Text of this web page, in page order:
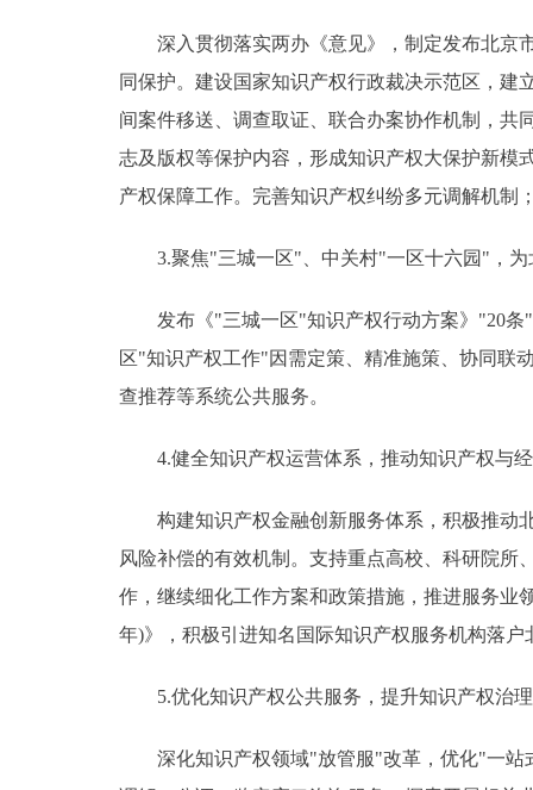
深入贯彻落实两办《意见》，制定发布北京市
同保护。建设国家知识产权行政裁决示范区，
间案件移送、调查取证、联合办案协作机制，共
志及版权等保护内容，形成知识产权大保护新模
产权保障工作。完善知识产权纠纷多元调解机制
3.聚焦"三城一区"、中关村"一区十六园"，为
发布《"三城一区"知识产权行动方案》"20条"
区"知识产权工作"因需定策、精准施策、协同联
查推荐等系统公共服务。
4.健全知识产权运营体系，推动知识产权与经
构建知识产权金融创新服务体系，积极推动北
风险补偿的有效机制。支持重点高校、科研院
作，继续细化工作方案和政策措施，推进服务业
年)》，积极引进知名国际知识产权服务机构落
5.优化知识产权公共服务，提升知识产权治理
深化知识产权领域"放管服"改革，优化"一站